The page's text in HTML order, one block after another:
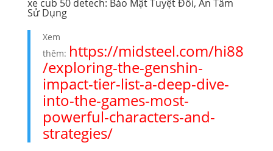
xe cub 50 detech: Bảo Mật Tuyệt Đối, An Tâm
Sử Dụng
Xem
thêm: https://midsteel.com/hi88
/exploring-the-genshin-
impact-tier-list-a-deep-dive-
into-the-games-most-
powerful-characters-and-
strategies/